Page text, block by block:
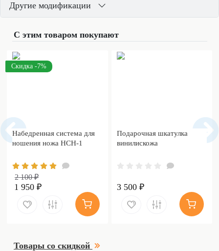
Другие модификации
С этим товаром покупают
Скидка -7%
Набедренная система для
ношения ножа НСН-1
2 100 ₽
1 950 ₽
Подарочная шкатулка
винилискожа
3 500 ₽
Товары со скидкой